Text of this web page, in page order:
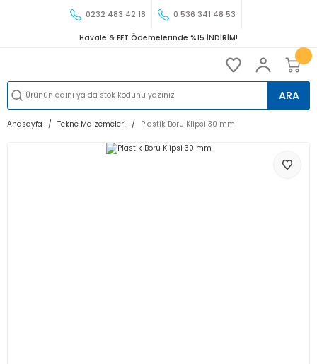
0232 483 42 18 0 536 341 48 53
Havale & EFT Ödemelerinde %15 İNDİRİM!
ARA
Anasayfa Tekne Malzemeleri Plastik Boru Klipsi 30 mm